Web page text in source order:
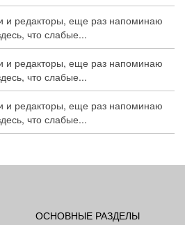
и редакторы, еще раз напоминаю
что слабые...
и редакторы, еще раз напоминаю
что слабые...
и редакторы, еще раз напоминаю
что слабые...
ОСНОВНЫЕ РАЗДЕЛЫ